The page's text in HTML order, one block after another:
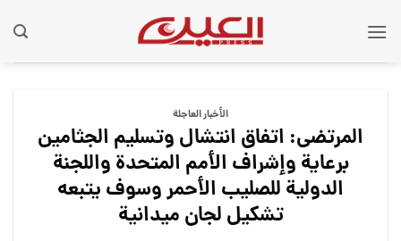
الأخبار العاجلة
المرتضى: اتفاق انتشال وتسليم الجثامين
برعاية وإشراف الأمم المتحدة واللجنة
الدولية للصليب الأحمر وسوف يتبعه
تشكيل لجان ميدانية